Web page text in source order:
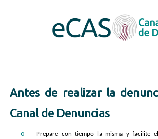
Antes de realizar la
Canal de Denuncias
o
Prepare con tiempo la misma y facilite